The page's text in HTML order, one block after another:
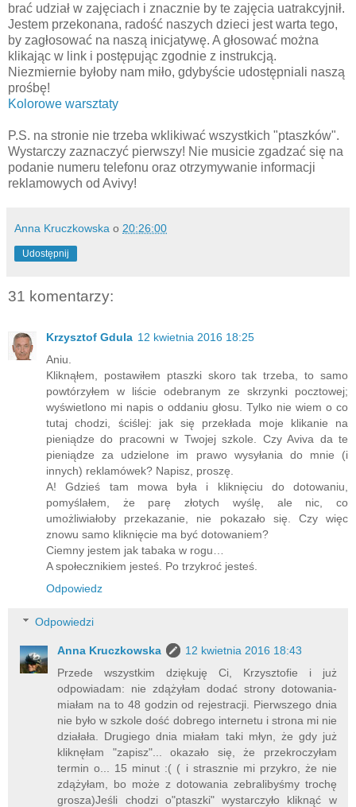
brać udział w zajęciach i znacznie by te zajęcia uatrakcyjnił.
Jestem przekonana, radość naszych dzieci jest warta tego,
by zagłosować na naszą inicjatywę. A głosować można
klikając w link i postępując zgodnie z instrukcją.
Niezmiernie byłoby nam miło, gdybyście udostępniali naszą
prośbę!
Kolorowe warsztaty
P.S. na stronie nie trzeba wklikiwać wszystkich "ptaszków".
Wystarczy zaznaczyć pierwszy! Nie musicie zgadzać się na
podanie numeru telefonu oraz otrzymywanie informacji
reklamowych od Avivy!
Anna Kruczkowska o 20:26:00
Udostępnij
31 komentarzy:
Krzysztof Gdula 12 kwietnia 2016 18:25
Aniu.
Kliknąłem, postawiłem ptaszki skoro tak trzeba, to samo
powtórzyłem w liście odebranym ze skrzynki pocztowej;
wyświetlono mi napis o oddaniu głosu. Tylko nie wiem o co
tutaj chodzi, ściślej: jak się przekłada moje klikanie na
pieniądze do pracowni w Twojej szkole. Czy Aviva da te
pieniądze za udzielone im prawo wysyłania do mnie (i
innych) reklamówek? Napisz, proszę.
A! Gdzieś tam mowa była i kliknięciu do dotowaniu,
pomyślałem, że parę złotych wyślę, ale nic, co
umożliwiałoby przekazanie, nie pokazało się. Czy więc
znowu samo kliknięcie ma być dotowaniem?
Ciemny jestem jak tabaka w rogu…
A społecznikiem jesteś. Po trzykroć jesteś.
Odpowiedz
Odpowiedzi
Anna Kruczkowska
12 kwietnia 2016 18:43
Przede wszystkim dziękuję Ci, Krzysztofie i już
odpowiadam: nie zdążyłam dodać strony dotowania-
miałam na to 48 godzin od rejestracji. Pierwszego dnia
nie było w szkole dość dobrego internetu i strona mi nie
działała. Drugiego dnia miałam taki młyn, że gdy już
kliknęłam "zapisz"... okazało się, że przekroczyłam
termin o... 15 minut :( ( i strasznie mi przykro, że nie
zdążyłam, bo może z dotowania zebralibyśmy trochę
grosza)Jeśli chodzi o"ptaszki" wystarczyło kliknąć w